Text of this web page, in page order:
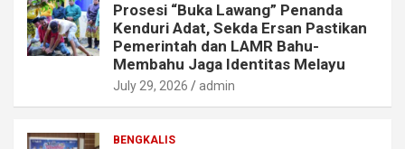
Prosesi “Buka Lawang” Penanda
Kenduri Adat, Sekda Ersan Pastikan
Pemerintah dan LAMR Bahu-
Membahu Jaga Identitas Melayu
July 29, 2026 admin
BENGKALIS